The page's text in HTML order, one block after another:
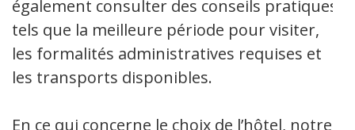
également consulter des conseils pratiques
tels que la meilleure période pour visiter,
les formalités administratives requises et
les transports disponibles.
En ce qui concerne le choix de l’hôtel, notre